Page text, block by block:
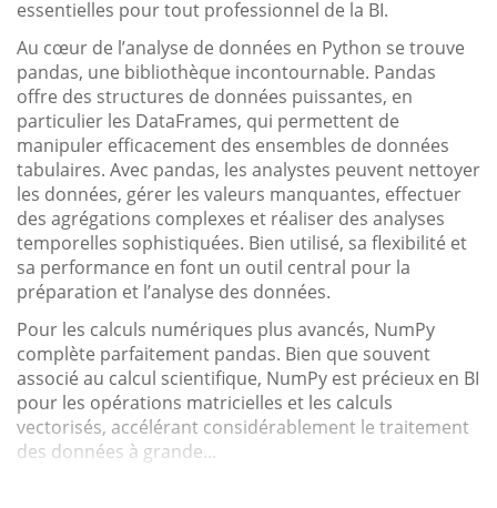
essentielles pour tout professionnel de la BI.
Au cœur de l’analyse de données en Python se trouve
pandas, une bibliothèque incontournable. Pandas
offre des structures de données puissantes, en
particulier les DataFrames, qui permettent de
manipuler efficacement des ensembles de données
tabulaires. Avec pandas, les analystes peuvent nettoyer
les données, gérer les valeurs manquantes, effectuer
des agrégations complexes et réaliser des analyses
temporelles sophistiquées. Bien utilisé, sa flexibilité et
sa performance en font un outil central pour la
préparation et l’analyse des données.
Pour les calculs numériques plus avancés, NumPy
complète parfaitement pandas. Bien que souvent
associé au calcul scientifique, NumPy est précieux en BI
pour les opérations matricielles et les calculs
vectorisés, accélérant considérablement le traitement
des données à grande...